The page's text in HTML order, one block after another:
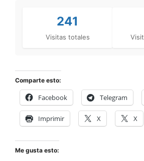
241
Visitas totales
Comparte esto:
Facebook Telegram
Imprimir X X
Me gusta esto: